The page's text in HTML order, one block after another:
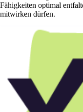
Fähigkeiten optimal
mitwirken dürfen.